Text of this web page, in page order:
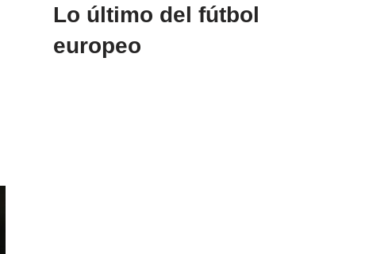
Lo último del fútbol
europeo